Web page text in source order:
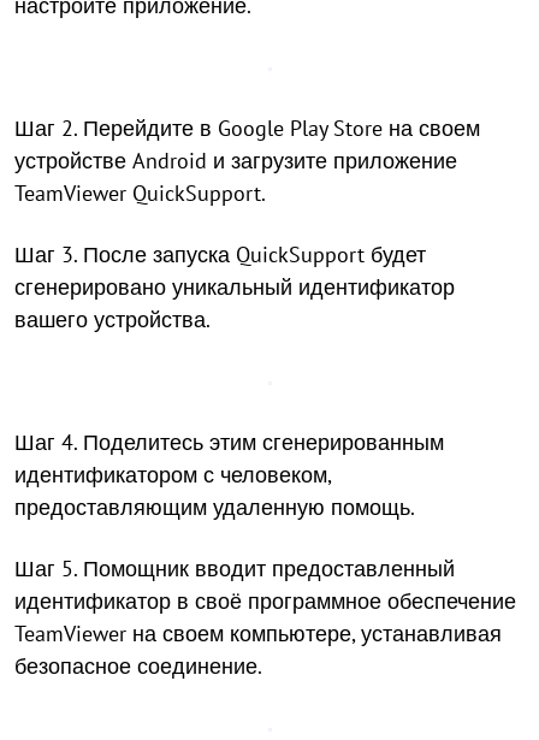
Шаг 2. Перейдите в Google Play Store на своем
устройстве Android и загрузите приложение
TeamViewer QuickSupport.
Шаг 3. После запуска QuickSupport будет
сгенерировано уникальный идентификатор
вашего устройства.
Шаг 4. Поделитесь этим сгенерированным
идентификатором с человеком,
предоставляющим удаленную помощь.
Шаг 5. Помощник вводит предоставленный
идентификатор в своё программное обеспечение
TeamViewer на своем компьютере, устанавливая
безопасное соединение.